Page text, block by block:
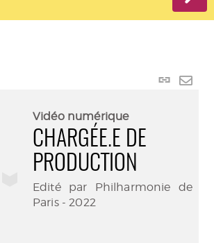
Lien
Vidéo numérique
CHARGÉE.E DE
PRODUCTION
Edité par Philharmonie de
Paris - 2022